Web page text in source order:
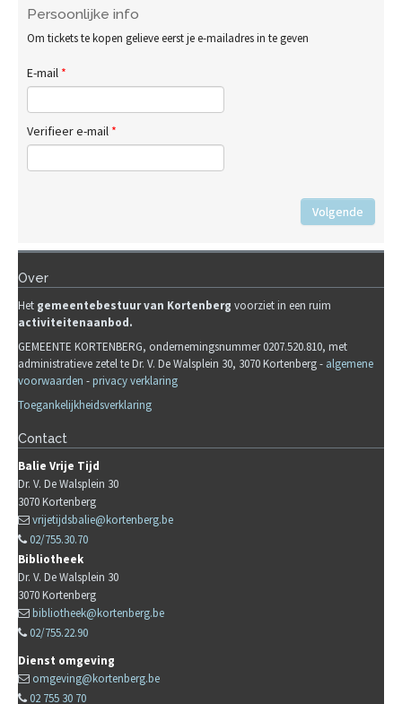
Persoonlijke info
Om tickets te kopen gelieve eerst je e-mailadres in te geven
E-mail *
Verifieer e-mail *
Volgende
Over
Het gemeentebestuur van Kortenberg voorziet in een ruim
activiteitenaanbod.
GEMEENTE KORTENBERG, ondernemingsnummer 0207.520.810, met
administratieve zetel te Dr. V. De Walsplein 30, 3070 Kortenberg - algemene
voorwaarden -privacy verklaring
Toegankelijkheidsverklaring
Contact
Balie Vrije Tijd
Dr. V. De Walsplein 30
3070Kortenberg
vrijetijdsbalie@kortenberg.be
02/755.30.70
Bibliotheek
Dr. V. De Walsplein 30
3070Kortenberg
bibliotheek@kortenberg.be
02/755.22.90
Dienst omgeving
omgeving@kortenberg.be
02 755 30 70